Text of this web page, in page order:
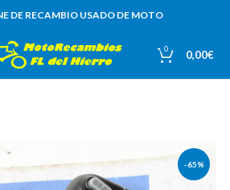
DE RECAMBIO USADO DE MOTO
0 0,00€
-65%